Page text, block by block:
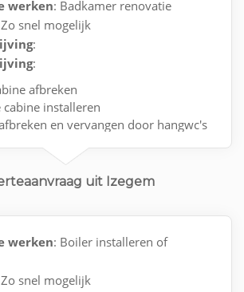
werken: Badkamer renovatie
snel mogelijk
:
:
afbreken
installeren
en vervangen door hangwc's
uit Izegem
werken: Boiler installeren of
snel mogelijk